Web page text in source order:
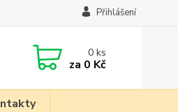
Přihlášení
0ks
za 0 Kč